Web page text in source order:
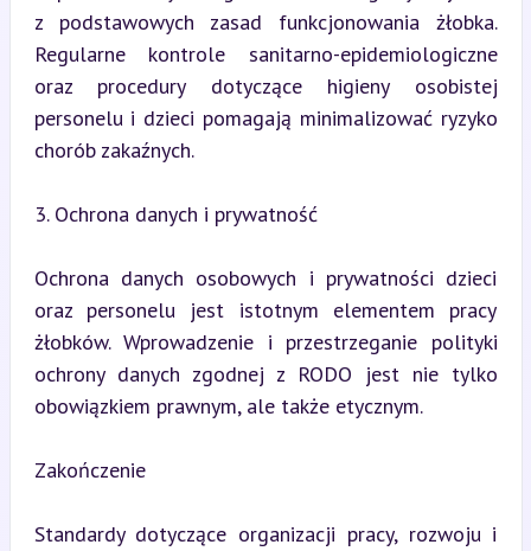
z podstawowych zasad funkcjonowania żłobka.
Regularne kontrole sanitarno-epidemiologiczne
oraz procedury dotyczące higieny osobistej
personelu i dzieci pomagają minimalizować ryzyko
chorób zakaźnych.
3. Ochrona danych i prywatność
Ochrona danych osobowych i prywatności dzieci
oraz personelu jest istotnym elementem pracy
żłobków. Wprowadzenie i przestrzeganie polityki
ochrony danych zgodnej z RODO jest nie tylko
obowiązkiem prawnym, ale także etycznym.
Zakończenie
Standardy dotyczące organizacji pracy, rozwoju i